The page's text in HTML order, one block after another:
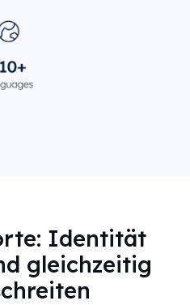
Identität
gleichzeitig